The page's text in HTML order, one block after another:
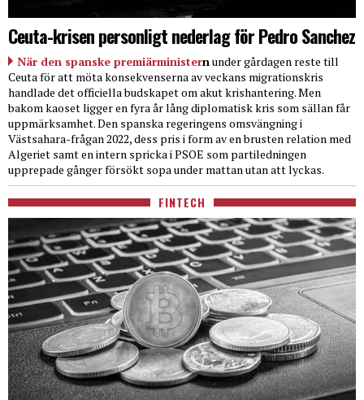
Ceuta-krisen personligt nederlag för Pedro Sanchez
När den spanske premiärministern under gårdagen reste till
Ceuta för att möta konsekvenserna av veckans migrationskris
handlade det officiella budskapet om akut krishantering. Men
bakom kaoset ligger en fyra år lång diplomatisk kris som sällan får
uppmärksamhet. Den spanska regeringens omsvängning i
Västsahara-frågan 2022, dess pris i form av en brusten relation med
Algeriet samt en intern spricka i PSOE som partiledningen
upprepade gånger försökt sopa under mattan utan att lyckas.
FINTECH